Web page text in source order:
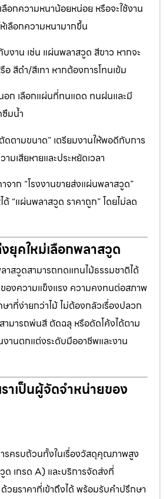
ลือกความหนาน้อยหน่อย หรือจะใช้งาน
เลือกความหนามากขึ้น
บงาน เช่น แผ่นพลาสวูด สีขาว หากจะ
อ สีดำ/สีเทา หากต้องการโทนเข้ม
อก เลือกแผ่นที่ทนแดด ทนฝนและมี
มน้ำ
ดตามขนาด” เตรียมงานให้พอดีกับการ
มเสียหายและประหยัดเวลา
จาก “โรงงานขายส่งแผ่นพลาสวูด”
ได้ “แผ่นพลาสวูด ราคาถูก” โดยไม่ลด
ยุคใหม่เลือกพลาสวูด
าสวูดสามารถทดแทนไม้ธรรมชาติได้
ของความแข็งแรง ความคงทนต่อสภาพ
าที่ง่ายกว่าไม้ ไม่ต้องกลัวเรื่องปลวก
ามารถพ่นสี ตัดฉลุ หรือดัดโค้งได้ตาม
งานตกแต่งระดับมืออาชีพและงาน
ราเป็นผู้จัดจำหน่ายของ
ารครบถ้วนทั้งในเรื่องวัสดุคุณภาพสูง
ด เกรด A) และบริการจัดส่งที่
วยราคาที่เข้าถึงได้ พร้อมรับคำปรึกษา